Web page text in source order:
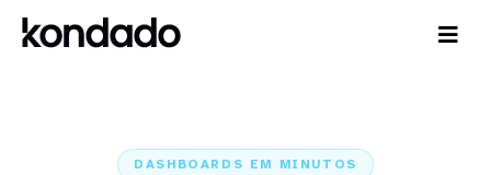
DASHBOARDS EM MINUTOS